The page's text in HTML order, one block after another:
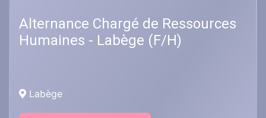
Alternance Chargé de Ressources
Humaines - Labège (F/H)
Labège